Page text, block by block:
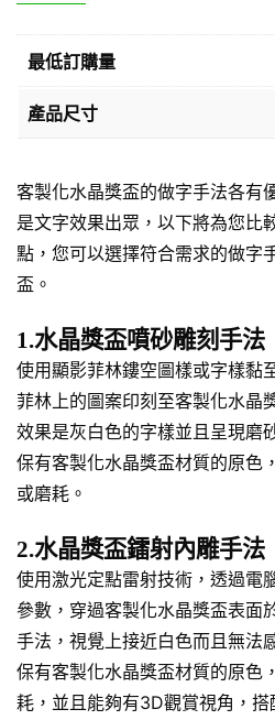
最低訂購量
產品尺寸
客製化水晶獎盃的做字手法各有
是文字效果出眾，以下將為您比
點，您可以選擇符合需求的做字
盃。
1.水晶獎盃噴砂雕刻手法
使用顯影菲林鏤空圖樣或字樣黏
菲林上的圖案印刻至客製化水晶
效果是灰白色的字樣並且呈現磨
保有客製化水晶獎盃材質的原色
或磨耗。
2.水晶獎盃鐳射內雕手法
使用激光定點雷射技術，透過電
參數，穿過客製化水晶獎盃表面
手法，視覺上接近白色而且無法
保有客製化水晶獎盃材質的原色
耗，並且能夠有3D觀賞視角，